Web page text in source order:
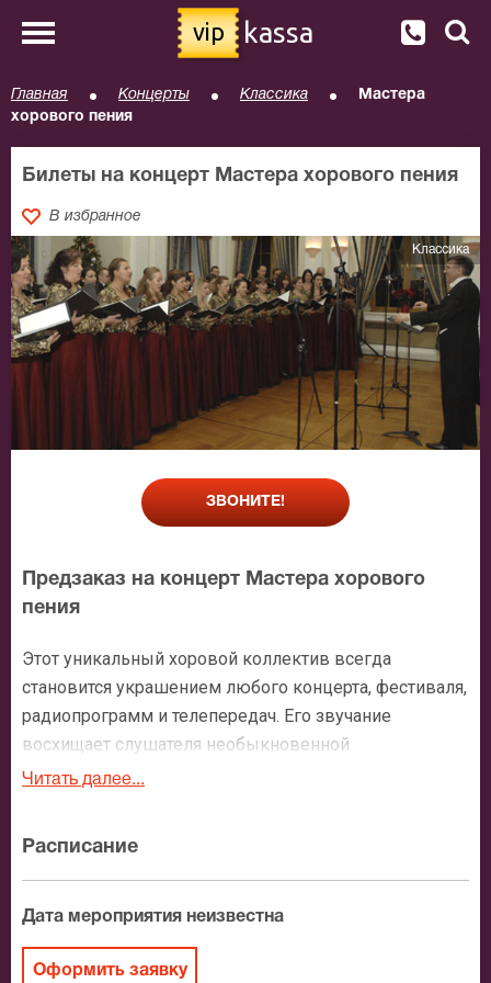
vip kassa
Главная Концерты Классика
Мастера
хорового пения
Билеты на концерт Мастера хорового пения
В избранное
Классика
ЗВОНИТЕ!
Предзаказ на концерт Мастера хорового
пения
Этот уникальный хоровой коллектив всегда
становится украшением любого концерта, фестиваля,
радиопрограмм и телепередач. Его звучание
восхищает слушателя необыкновенной
слаженностью, богатейшей звуковой палитрой,
«Мастера хорового пения» - это творческий бренд, на
выступления которого стремятся попасть многие
слушатели.
Хор существует с 1928 года, но свое нынешнее
Читать далее...
Расписание
Дата мероприятия неизвестна
Оформить заявку